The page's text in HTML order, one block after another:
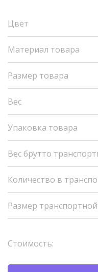
Цвет
Материал товара
Размер товара
Вес
Упаковка товара
Вес брутто
Количество в
Размер
Стоимость: